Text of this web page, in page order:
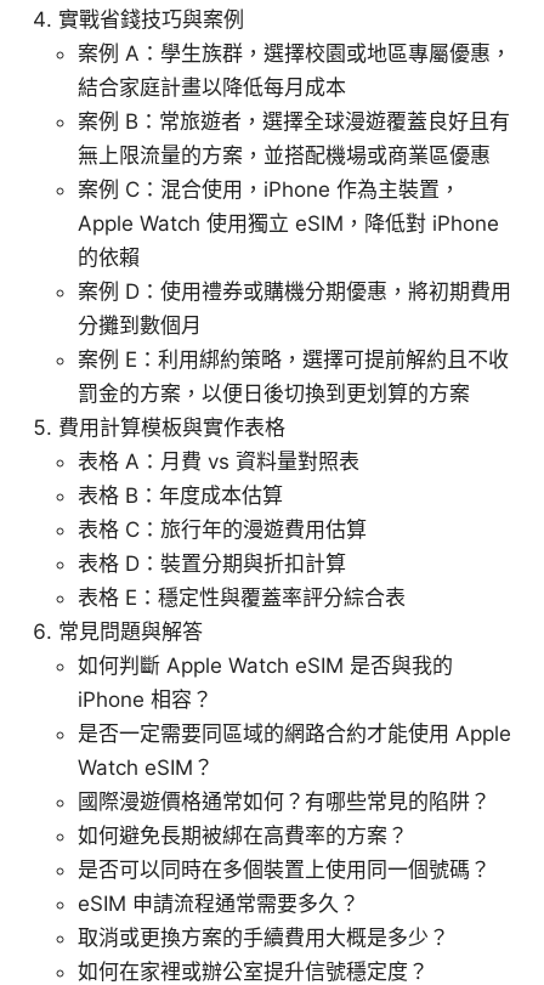
實戰省錢技巧與案例
案例 A：學生族群，選擇校園或地區專屬優惠，
結合家庭計畫以降低每月成本
案例 B：常旅遊者，選擇全球漫遊覆蓋良好且有
無上限流量的方案，並搭配機場或商業區優惠
案例 C：混合使用，iPhone 作為主裝置，
Apple Watch 使用獨立 eSIM，降低對 iPhone
的依賴
案例 D：使用禮券或購機分期優惠，將初期費用
分攤到數個月
案例 E：利用綁約策略，選擇可提前解約且不收
罰金的方案，以便日後切換到更划算的方案
費用計算模板與實作表格
表格 A：月費 vs 資料量對照表
表格 B：年度成本估算
表格 C：旅行年的漫遊費用估算
表格 D：裝置分期與折扣計算
表格 E：穩定性與覆蓋率評分綜合表
常見問題與解答
如何判斷 Apple Watch eSIM 是否與我的
iPhone 相容？
是否一定需要同區域的網路合約才能使用 Apple
Watch eSIM？
國際漫遊價格通常如何？有哪些常見的陷阱？
如何避免長期被綁在高費率的方案？
是否可以同時在多個裝置上使用同一個號碼？
eSIM 申請流程通常需要多久？
取消或更換方案的手續費用大概是多少？
如何在家裡或辦公室提升信號穩定度？